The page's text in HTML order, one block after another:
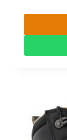
товар
можна
вибрати